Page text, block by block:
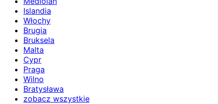
Islandia
Włochy
Brugia
Bruksela
Malta
Cypr
Praga
Wilno
Bratysława
zobacz wszystkie